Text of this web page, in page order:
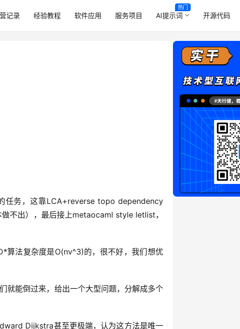
记录 经验教程 软件应用 服务项目 AI提示词
热门
开源代码
任务，这靠LCA+reverse topo dependency
不出），最后接上metaocaml style letlist，
算法复杂度是O(nv^3)的，很不好，我们想优
就能倒过来，给出一个大型问题，分解成多个
Dijkstra甚至更极端，认为这方法是唯一